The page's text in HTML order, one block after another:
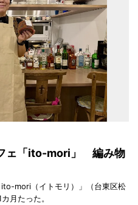
ェ「ito-mori」 編み物
mori（イトモリ）」（台東区松
月たった。